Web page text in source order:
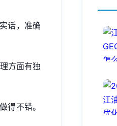
话，准确
方面有独
得不错。